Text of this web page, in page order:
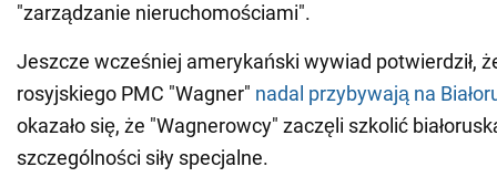
"zarządzanie nieruchomościami".
Jeszcze wcześniej amerykański wywiad potwierdził,
rosyjskiego PMC "Wagner" nadal przybywają na
okazało się, że "Wagnerowcy" zaczęli szkolić
szczególności siły specjalne.